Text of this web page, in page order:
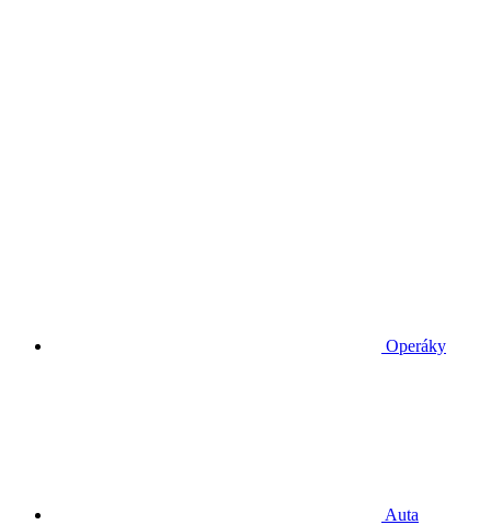
Operáky
Auta